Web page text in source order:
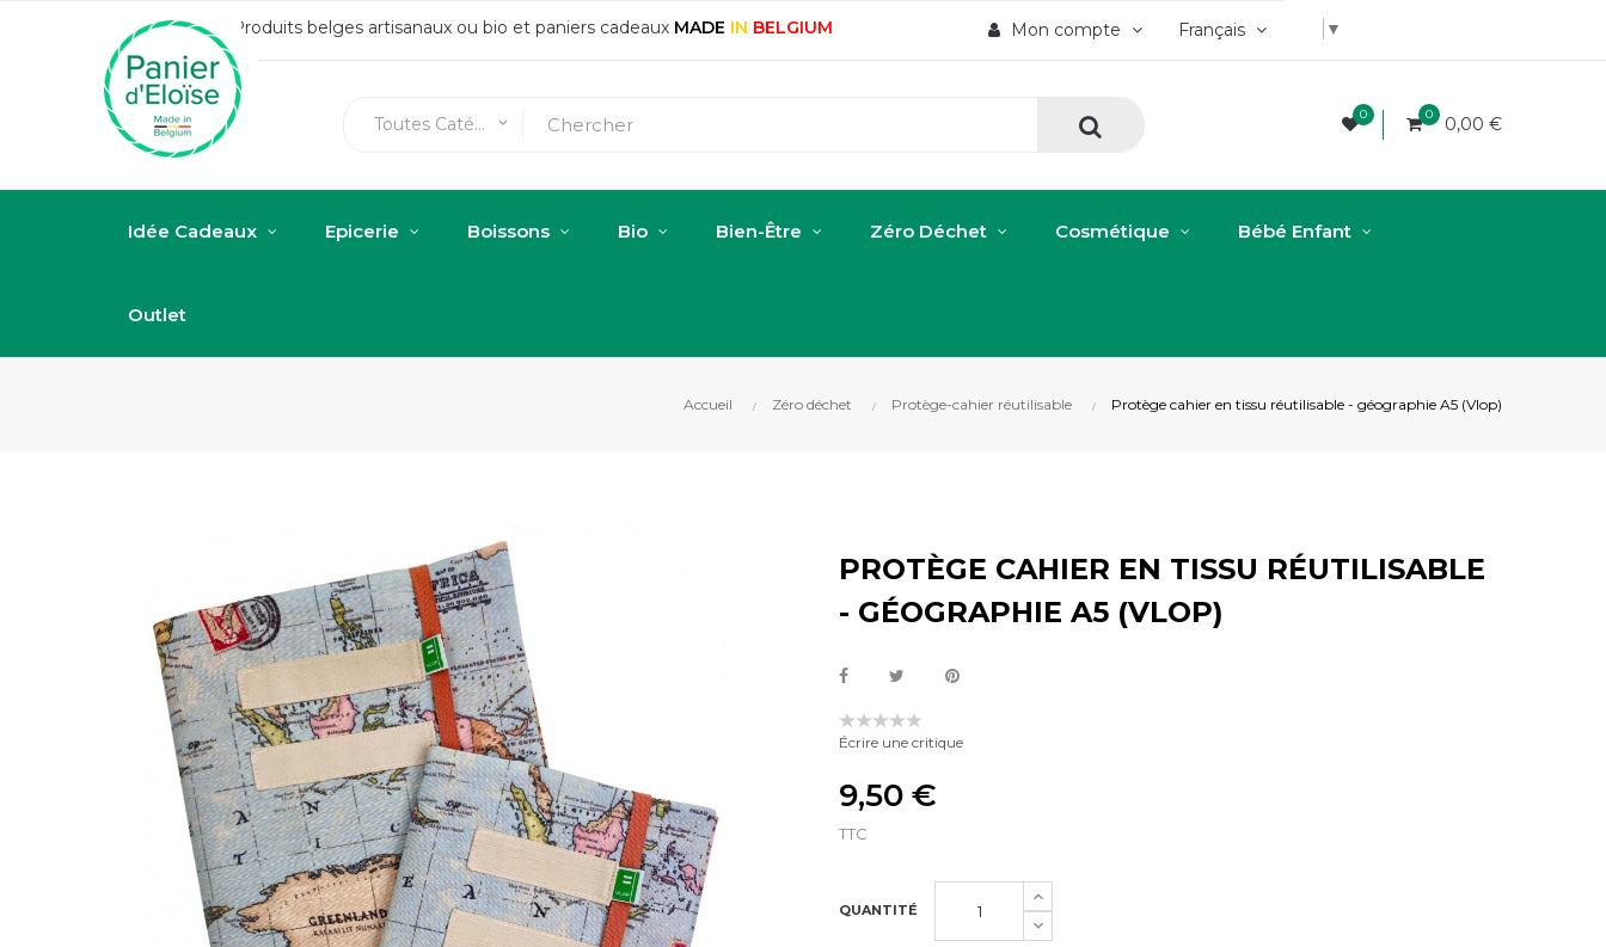
Produits belges artisanaux ou bio et paniers cadeaux MADE IN BELGIUM Français
Mon compte ▼
Toutes Catégories keyboard_arrow_down
0 0 0,00 €
Idée Cadeaux Epicerie Boissons Bio Bien-Être Zéro Déchet Cosmétique Bébé Enfant
Outlet
Accueil Zéro déchet Protège-cahier réutilisable Protège cahier en tissu réutilisable - géographie A5 (Vlop)
PROTÈGE CAHIER EN TISSU RÉUTILISABLE
- GÉOGRAPHIE A5 (VLOP)
Écrire une critique
9,50 €
TTC
QUANTITÉ